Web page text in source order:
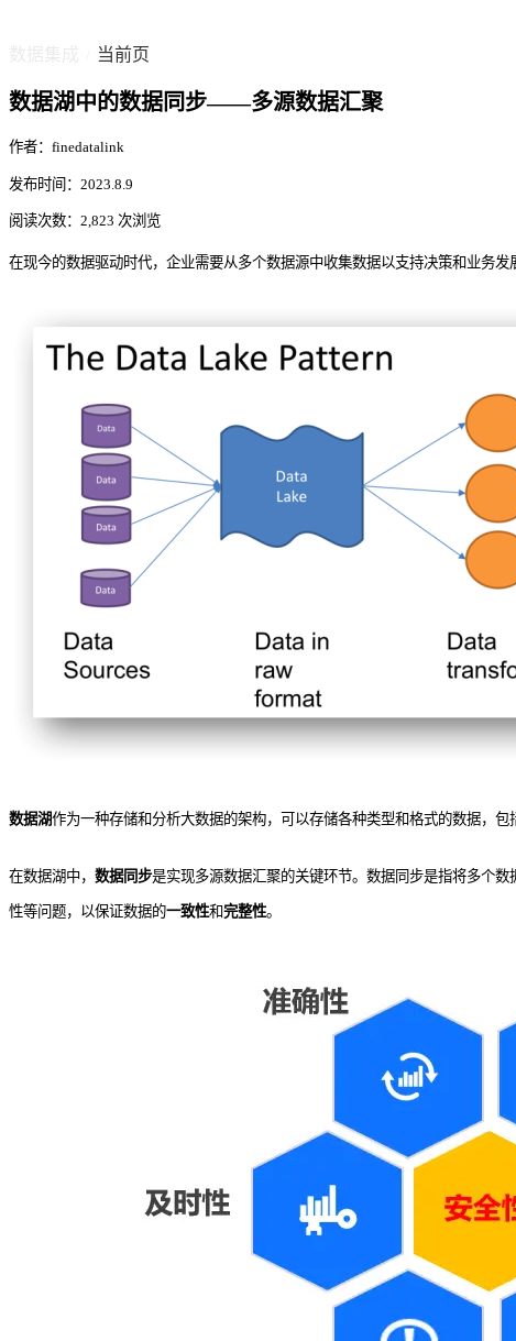
当前页
数据湖中的数据同步——多源数据汇聚
作者：finedatalink
发布时间：2023.8.9
阅读次数：2,823 次浏览
在现今的数据驱动时代，企业需要从多个数据源中收集数据以支持决策和业务
数据湖作为一种存储和分析大数据的架构，可以存储各种类型和格式的数据，
在数据湖中， 数据同步是实现多源数据汇聚的关键环节。数据同步是指将多个
性等问题，以保证数据的一致性和完整性。